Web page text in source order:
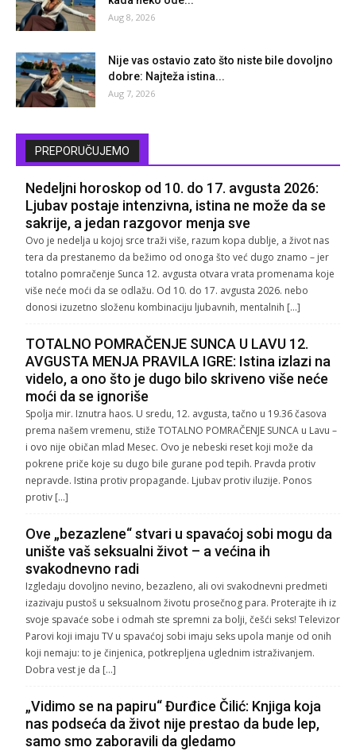
Aug 8, 2026
Nije vas ostavio zato što niste bile dovoljno
dobre: Najteža istina...
Aug 7, 2026
PREPORUČUJEMO
Nedeljni horoskop od 10. do 17. avgusta 2026:
Ljubav postaje intenzivna, istina ne može da se
sakrije, a jedan razgovor menja sve
Ovo je nedelja u kojoj srce traži više, razum kopa dublje, a život nas
tera da prestanemo da bežimo od onoga što već dugo znamo – jer
totalno pomračenje Sunca 12. avgusta otvara vrata promenama koje
više neće moći da se odlažu. Od 10. do 17. avgusta 2026. nebo
donosi izuzetno složenu kombinaciju ljubavnih, mentalnih […]
TOTALNO POMRAČENJE SUNCA U LAVU 12.
AVGUSTA MENJA PRAVILA IGRE: Istina izlazi na
videlo, a ono što je dugo bilo skriveno više neće
moći da se ignoriše
Spolja mir. Iznutra haos. U sredu, 12. avgusta, tačno u 19.36 časova
prema našem vremenu, stiže TOTALNO POMRAČENJE SUNCA u Lavu –
i ovo nije običan mlad Mesec. Ovo je nebeski reset koji može da
pokrene priče koje su dugo bile gurane pod tepih. Pravda protiv
nepravde. Istina protiv propagande. Ljubav protiv iluzije. Ponos
protiv […]
Ove „bezazlene“ stvari u spavaćoj sobi mogu da
unište vaš seksualni život – a većina ih
svakodnevno radi
Izgledaju dovoljno nevino, bezazleno, ali ovi svakodnevni predmeti
izazivaju pustoš u seksualnom životu prosečnog para. Proterajte ih iz
svoje spavaće sobe i odmah ste spremni za bolji, češći seks! Televizor
Parovi koji imaju TV u spavaćoj sobi imaju seks upola manje od onih
koji nemaju: to je činjenica, potkrepljena uglednim istraživanjem.
Dobra vest je da […]
„Vidimo se na papiru“ Đurđice Čilić: Knjiga koja
nas podseća da život nije prestao da bude lep,
samo smo zaboravili da gledamo